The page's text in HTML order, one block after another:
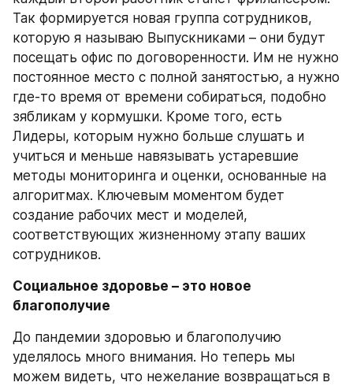
Так формируется новая группа сотрудников,
которую я называю Выпускниками – они будут
посещать офис по договоренности. Им не нужно
постоянное место с полной занятостью, а нужно
где-то время от времени собираться, подобно
зябликам у кормушки. Кроме того, есть
Лидеры, которым нужно больше слушать и
учиться и меньше навязывать устаревшие
методы мониторинга и оценки, основанные на
алгоритмах. Ключевым моментом будет
создание рабочих мест и моделей,
соответствующих жизненному этапу ваших
сотрудников.
Социальное здоровье – это новое
благополучие
До пандемии здоровью и благополучию
уделялось много внимания. Но теперь мы
можем видеть, что нежелание возвращаться в